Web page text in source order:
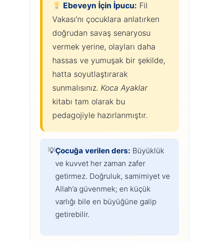
Ebeveyn İçin İpucu: Fil
Vakası’nı çocuklara anlatırken
doğrudan savaş senaryosu
vermek yerine, olayları daha
hassas ve yumuşak bir şekilde,
hatta soyutlaştırarak
sunmalısınız. Koca Ayaklar
kitabı tam olarak bu
pedagojiyle hazırlanmıştır.
Çocuğa verilen ders: Büyüklük
ve kuvvet her zaman zafer
getirmez. Doğruluk, samimiyet ve
Allah’a güvenmek; en küçük
varlığı bile en büyüğüne galip
getirebilir.